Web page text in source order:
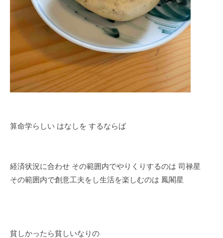
算命学らしい はなしを するならば
経済状況に合わせ その範囲内でやりくりするのは 司禄星
その範囲内で創意工夫をし生活を楽しむのは 鳳閣星
貧しかったら貧しいなりの